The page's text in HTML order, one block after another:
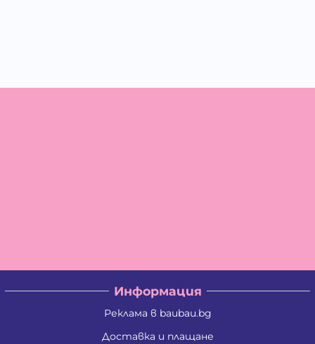
Информация
Реклама в baubau.bg
Доставка и плащане